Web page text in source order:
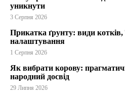
уникнути
3 Серпня 2026
Прикатка ґрунту: види
налаштування
1 Серпня 2026
Як вибрати корову:
народний досвід
29 Липня 2026